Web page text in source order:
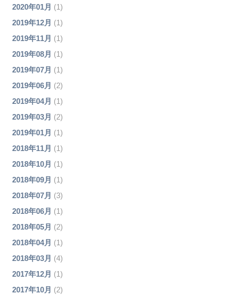
2020年01月 (1)
2019年12月 (1)
2019年11月 (1)
2019年08月 (1)
2019年07月 (1)
2019年06月 (2)
2019年04月 (1)
2019年03月 (2)
2019年01月 (1)
2018年11月 (1)
2018年10月 (1)
2018年09月 (1)
2018年07月 (3)
2018年06月 (1)
2018年05月 (2)
2018年04月 (1)
2018年03月 (4)
2017年12月 (1)
2017年10月 (2)